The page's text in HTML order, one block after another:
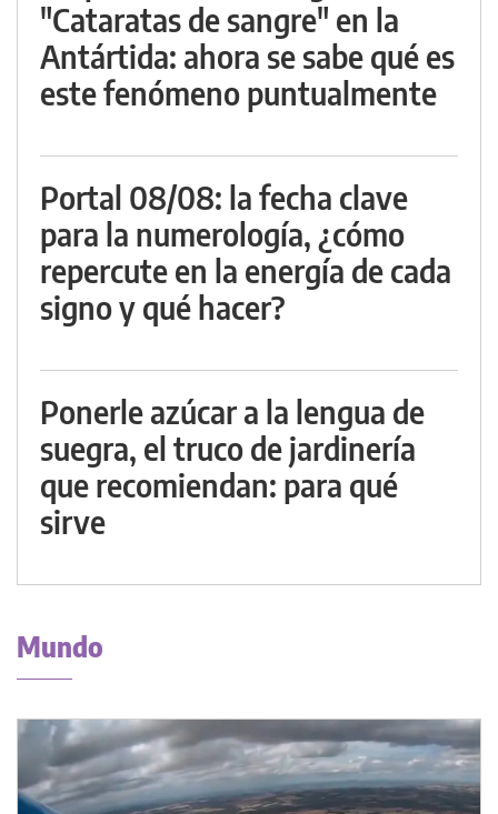
"Cataratas de sangre" en la
Antártida: ahora se sabe qué es
este fenómeno puntualmente
Portal 08/08: la fecha clave
para la numerología, ¿cómo
repercute en la energía de cada
signo y qué hacer?
Ponerle azúcar a la lengua de
suegra, el truco de jardinería
que recomiendan: para qué
sirve
Mundo